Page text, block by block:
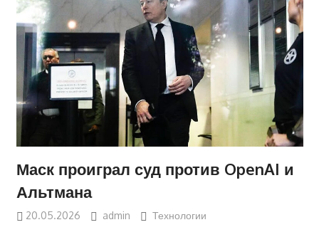
Маск проиграл суд против OpenAI и
Альтмана
20.05.2026 admin Технологии